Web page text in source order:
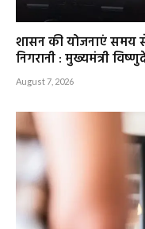
शासन की योजनाएं समय से
निगरानी : मुख्यमंत्री
August 7, 2026